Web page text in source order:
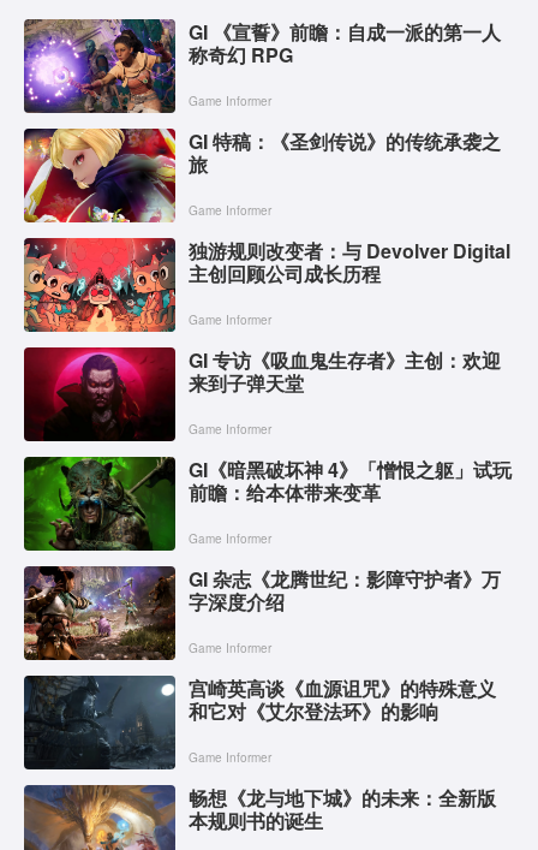
GI 《宣誓》前瞻：自成一派的第一人
称奇幻 RPG
Game Informer
GI 特稿：《圣剑传说》的传统承袭之
旅
Game Informer
独游规则改变者：与 Devolver Digital
主创回顾公司成长历程
Game Informer
GI 专访《吸血鬼生存者》主创：欢迎
来到子弹天堂
Game Informer
GI《暗黑破坏神 4》「憎恨之躯」试玩
前瞻：给本体带来变革
Game Informer
GI 杂志《龙腾世纪：影障守护者》万
字深度介绍
Game Informer
宫崎英高谈《血源诅咒》的特殊意义
和它对《艾尔登法环》的影响
Game Informer
畅想《龙与地下城》的未来：全新版
本规则书的诞生